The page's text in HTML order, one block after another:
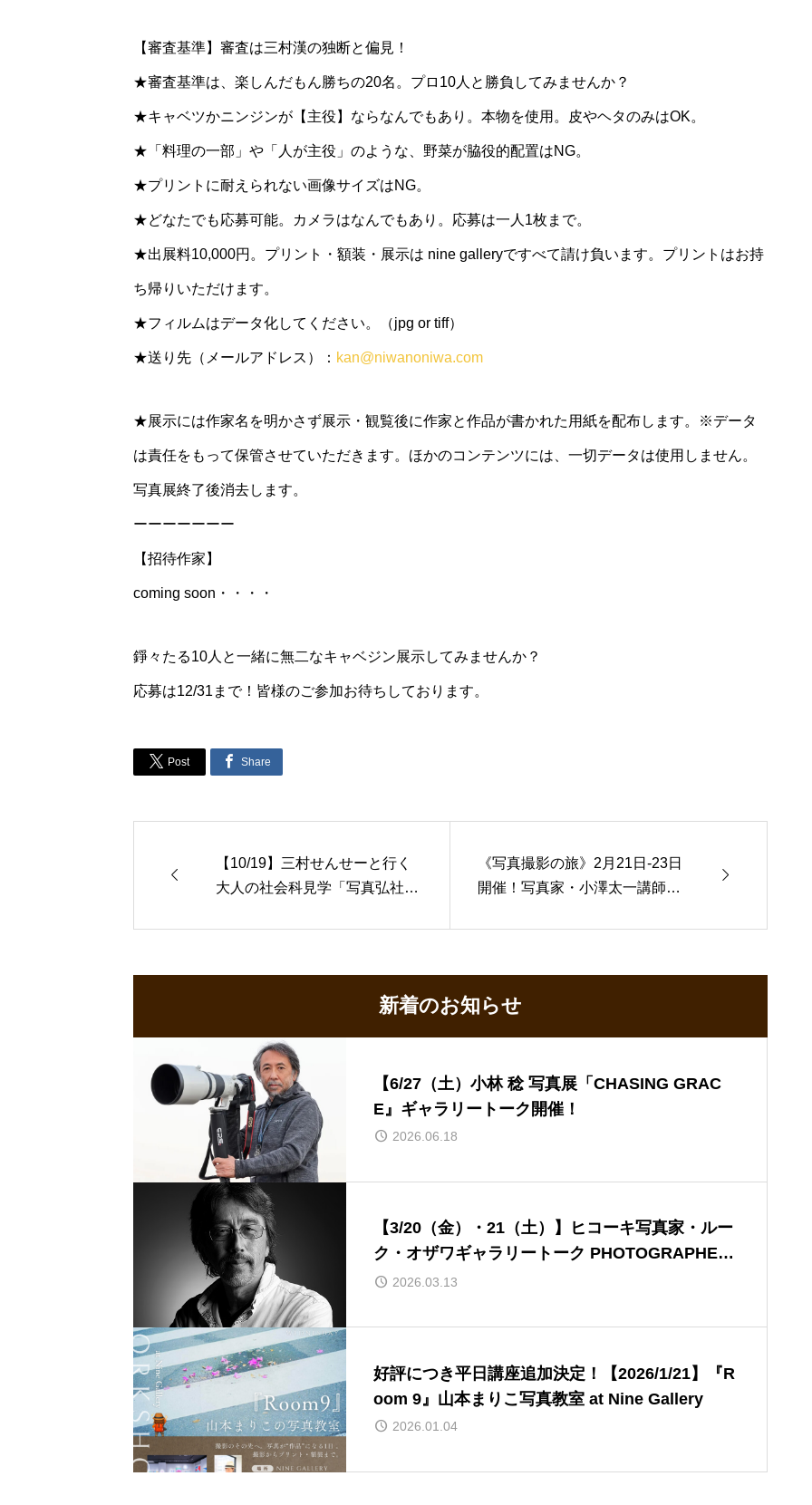
【審査基準】審査は三村漢の独断と偏見！
★審査基準は、楽しんだもん勝ちの20名。プロ10人と勝負してみませんか？
★キャベツかニンジンが【主役】ならなんでもあり。本物を使用。皮やヘタのみはOK。
★「料理の一部」や「人が主役」のような、野菜が脇役的配置はNG。
★プリントに耐えられない画像サイズはNG。
★どなたでも応募可能。カメラはなんでもあり。応募は一人1枚まで。
★出展料10,000円。プリント・額装・展示は nine galleryですべて請け負います。プリントはお持
ち帰りいただけます。
★フィルムはデータ化してください。（jpg or tiff）
★送り先（メールアドレス）： kan@niwanoniwa.com
★展示には作家名を明かさず展示・観覧後に作家と作品が書かれた用紙を配布します。※データ
は責任をもって保管させていただきます。ほかのコンテンツには、一切データは使用しません。
写真展終了後消去します。
ーーーーーーー
【招待作家】
coming soon・・・・
錚々たる10人と一緒に無二なキャベジン展示してみませんか？
応募は12/31まで！皆様のご参加お待ちしております。
 Post  Share

【10/19】三村せんせーと行く
大人の社会科見学「写真弘社」
《写真撮影の旅》2月21日-23日
開催！写真家・小澤太一講師に

新着のお知らせ
【6/27（土）小林 稔 写真展「CHASING GRAC
E』ギャラリートーク開催！
2026.06.18
【3/20（金）・21（土）】ヒコーキ写真家・ルー
ク・オザワギャラリートーク PHOTOGRAPHER
S’ ETERNAL COLLECTION展『JETLINER PRE
2026.03.13
好評につき平日講座追加決定！【2026/1/21】『R
oom 9』山本まりこ写真教室 at Nine Gallery
2026.01.04